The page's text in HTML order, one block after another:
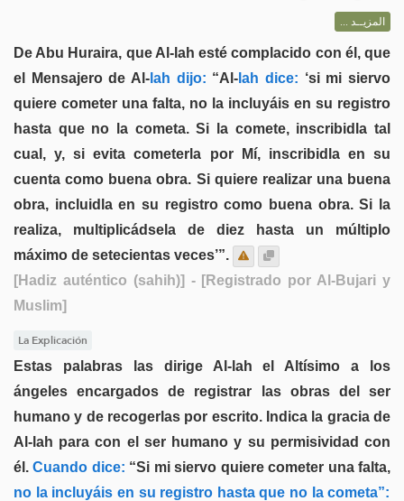
المزيــد ...
De Abu Huraira, que Al-lah esté complacido con él, que
el Mensajero de Al- lah dijo: “Al- lah dice: ‘si mi siervo
quiere cometer una falta, no la incluyáis en su registro
hasta que no la cometa. Si la comete, inscribidla tal
cual, y, si evita cometerla por Mí, inscribidla en su
cuenta como buena obra. Si quiere realizar una buena
obra, incluidla en su registro como buena obra. Si la
realiza, multiplicádsela de diez hasta un múltiplo
máximo de setecientas veces’”.
[Hadiz auténtico (sahih)] - [Registrado por Al-Bujari y
Muslim]
La Explicación
Estas palabras las dirige Al-lah el Altísimo a los
ángeles encargados de registrar las obras del ser
humano y de recogerlas por escrito. Indica la gracia de
Al-lah para con el ser humano y su permisividad con
él. Cuando dice: “Si mi siervo quiere cometer una falta,
no la incluyáis en su registro hasta que no la cometa”: